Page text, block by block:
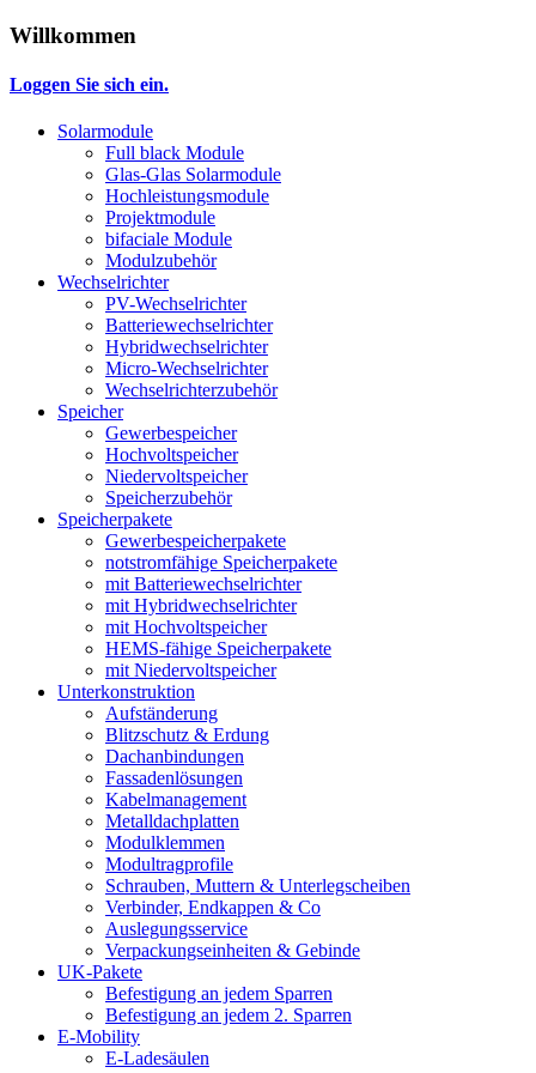
Willkommen
Loggen Sie sich ein.
Solarmodule
Full black Module
Glas-Glas Solarmodule
Hochleistungsmodule
Projektmodule
bifaciale Module
Modulzubehör
Wechselrichter
PV-Wechselrichter
Batteriewechselrichter
Hybridwechselrichter
Micro-Wechselrichter
Wechselrichterzubehör
Speicher
Gewerbespeicher
Hochvoltspeicher
Niedervoltspeicher
Speicherzubehör
Speicherpakete
Gewerbespeicherpakete
notstromfähige Speicherpakete
mit Batteriewechselrichter
mit Hybridwechselrichter
mit Hochvoltspeicher
HEMS-fähige Speicherpakete
mit Niedervoltspeicher
Unterkonstruktion
Aufständerung
Blitzschutz & Erdung
Dachanbindungen
Fassadenlösungen
Kabelmanagement
Metalldachplatten
Modulklemmen
Modultragprofile
Schrauben, Muttern & Unterlegscheiben
Verbinder, Endkappen & Co
Auslegungsservice
Verpackungseinheiten & Gebinde
UK-Pakete
Befestigung an jedem Sparren
Befestigung an jedem 2. Sparren
E-Mobility
E-Ladesäulen